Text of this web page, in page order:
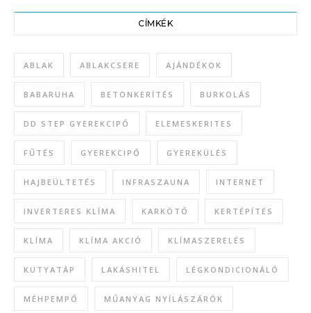
CÍMKÉK
ABLAK ABLAKCSERE AJÁNDÉKOK
BABARUHA BETONKERÍTÉS BURKOLÁS
DD STEP GYEREKCIPŐ ELEMESKERITES
FŰTÉS GYEREKCIPŐ GYEREKÜLÉS
HAJBEÜLTETÉS INFRASZAUNA INTERNET
INVERTERES KLÍMA KARKÖTŐ KERTÉPÍTÉS
KLÍMA KLÍMA AKCIÓ KLÍMASZERELÉS
KUTYATÁP LAKÁSHITEL LÉGKONDICIONÁLÓ
MÉHPEMPŐ MŰANYAG NYÍLÁSZÁRÓK